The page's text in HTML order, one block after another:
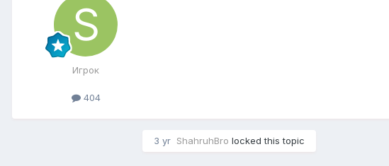
Игрок
404
3 yr ShahruhBro locked this topic